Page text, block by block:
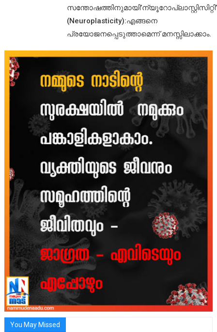
സന്തോഷത്തിനുമായി’ന്യൂറോപ്ലാസ്റ്റിസിറ്റി’
(Neuroplasticity):എങ്ങനെ
പ്രയോജനപ്പെടുത്താമെന്ന് മനസ്സിലാക്കാം.
You May Missed